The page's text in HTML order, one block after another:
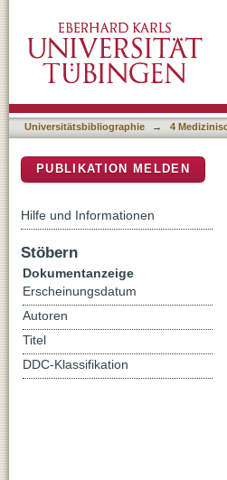
Universitätsbibliographie → 4
PUBLIKATION MELDEN
Hilfe und Informationen
Stöbern
Dokumentanzeige
Erscheinungsdatum
Autoren
Titel
DDC-Klassifikation